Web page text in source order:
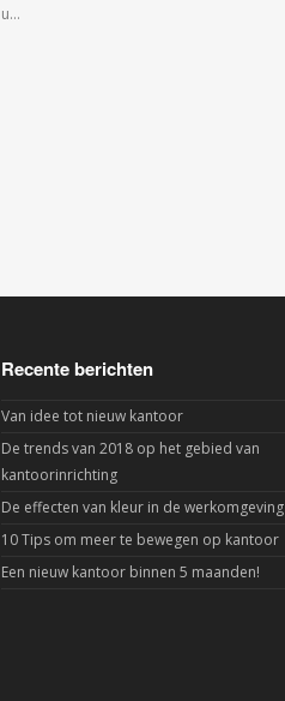
u…
Recente berichten
Van idee tot nieuw kantoor
De trends van 2018 op het gebied van
kantoorinrichting
De effecten van kleur in de werkomgeving
10 Tips om meer te bewegen op kantoor
Een nieuw kantoor binnen 5 maanden!